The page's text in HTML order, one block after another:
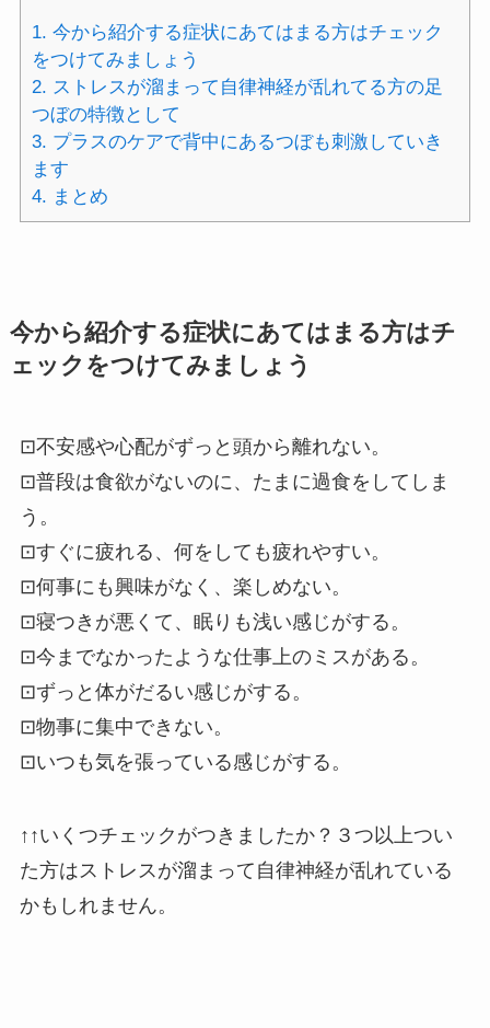
1. 今から紹介する症状にあてはまる方はチェック
をつけてみましょう
2. ストレスが溜まって自律神経が乱れてる方の足
つぼの特徴として
3. プラスのケアで背中にあるつぼも刺激していき
ます
4. まとめ
今から紹介する症状にあてはまる方はチ
ェックをつけてみましょう
⊡不安感や心配がずっと頭から離れない。
⊡普段は食欲がないのに、たまに過食をしてしま
う。
⊡すぐに疲れる、何をしても疲れやすい。
⊡何事にも興味がなく、楽しめない。
⊡寝つきが悪くて、眠りも浅い感じがする。
⊡今までなかったような仕事上のミスがある。
⊡ずっと体がだるい感じがする。
⊡物事に集中できない。
⊡いつも気を張っている感じがする。
↑↑いくつチェックがつきましたか？３つ以上つい
た方はストレスが溜まって自律神経が乱れている
かもしれません。